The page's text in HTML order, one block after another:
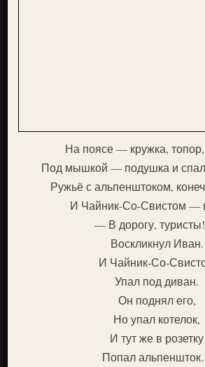
На поясе — кружка, топор,
Под мышкой — подушка и
Ружьё с альпенштоком,
И Чайник-Со-Свистом —
— В дорогу,
Воскликнул Иван.
И Чайник-Со-
Упал под диван.
Он поднял его,
Но упал котелок,
И тут же в розетку
Попал